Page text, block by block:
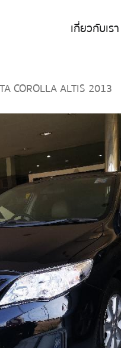
เกี่ยวกับเรา
COROLLA ALTIS 2013